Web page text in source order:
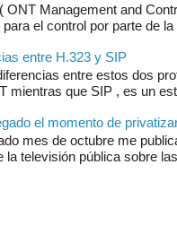
ONT Management and
el control por parte de
entre H.323 y SIP
entre estos dos
mientras que SIP , es un
el momento de
mes de octubre me
la televisión pública sobre